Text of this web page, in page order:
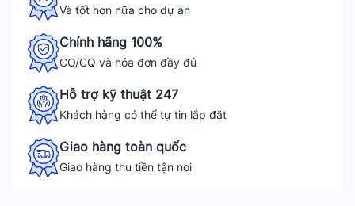
Và tốt hơn nữa cho dự án
Chính hãng 100%
CO/CQ và hóa đơn đầy đủ
Hỗ trợ kỹ thuật 247
Khách hàng có thể tự tin lắp đặt
Giao hàng toàn quốc
Giao hàng thu tiền tận nơi